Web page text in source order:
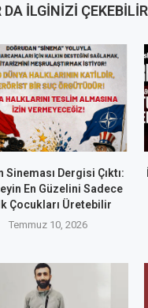
DA İLGINIZI ÇEKEBILIR
Sineması Dergisi Çıktı:
En Güzelini Sadece
Çocukları Üretebilir
Temmuz 10, 2026